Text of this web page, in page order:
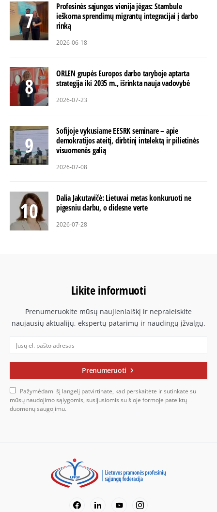
Profesinės sąjungos vienija jėgas: Stambule
ieškoma sprendimų migrantų integracijai į darbo
rinką
2026-06-18
ORLEN grupės Europos darbo taryboje aptarta
strategija iki 2035 m., išrinkta nauja vadovybė
2026-07-23
Sofijoje vykusiame EESRK seminare – apie
demokratijos ateitį, dirbtinį intelektą ir pilietinės
visuomenės galią
2026-07-08
Dalia Jakutavičė: Lietuvai metas konkuruoti ne
pigesniu darbu, o didesne verte
2026-07-28
Likite informuoti
Prenumeruokite mūsų naujienlaiškį ir nepraleiskite
naujausių aktualijų, ekspertų patarimų ir naudingų įžvalgų.
Prenumeruoti
Pažymėdami šį langelį patvirtinate, kad perskaitėte ir sutinkate su
mūsų naudojimo sąlygomis, susijusiomis su šioje formoje pateiktų
duomenų saugojimu.